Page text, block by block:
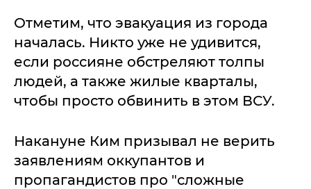
Отметим, что эвакуация из города
началась. Никто уже не удивится,
если россияне обстреляют толпы
людей, а также жилые кварталы,
чтобы просто обвинить в этом ВСУ.
Накануне Ким призывал не верить
заявлениям оккупантов и
пропагандистов про "сложные